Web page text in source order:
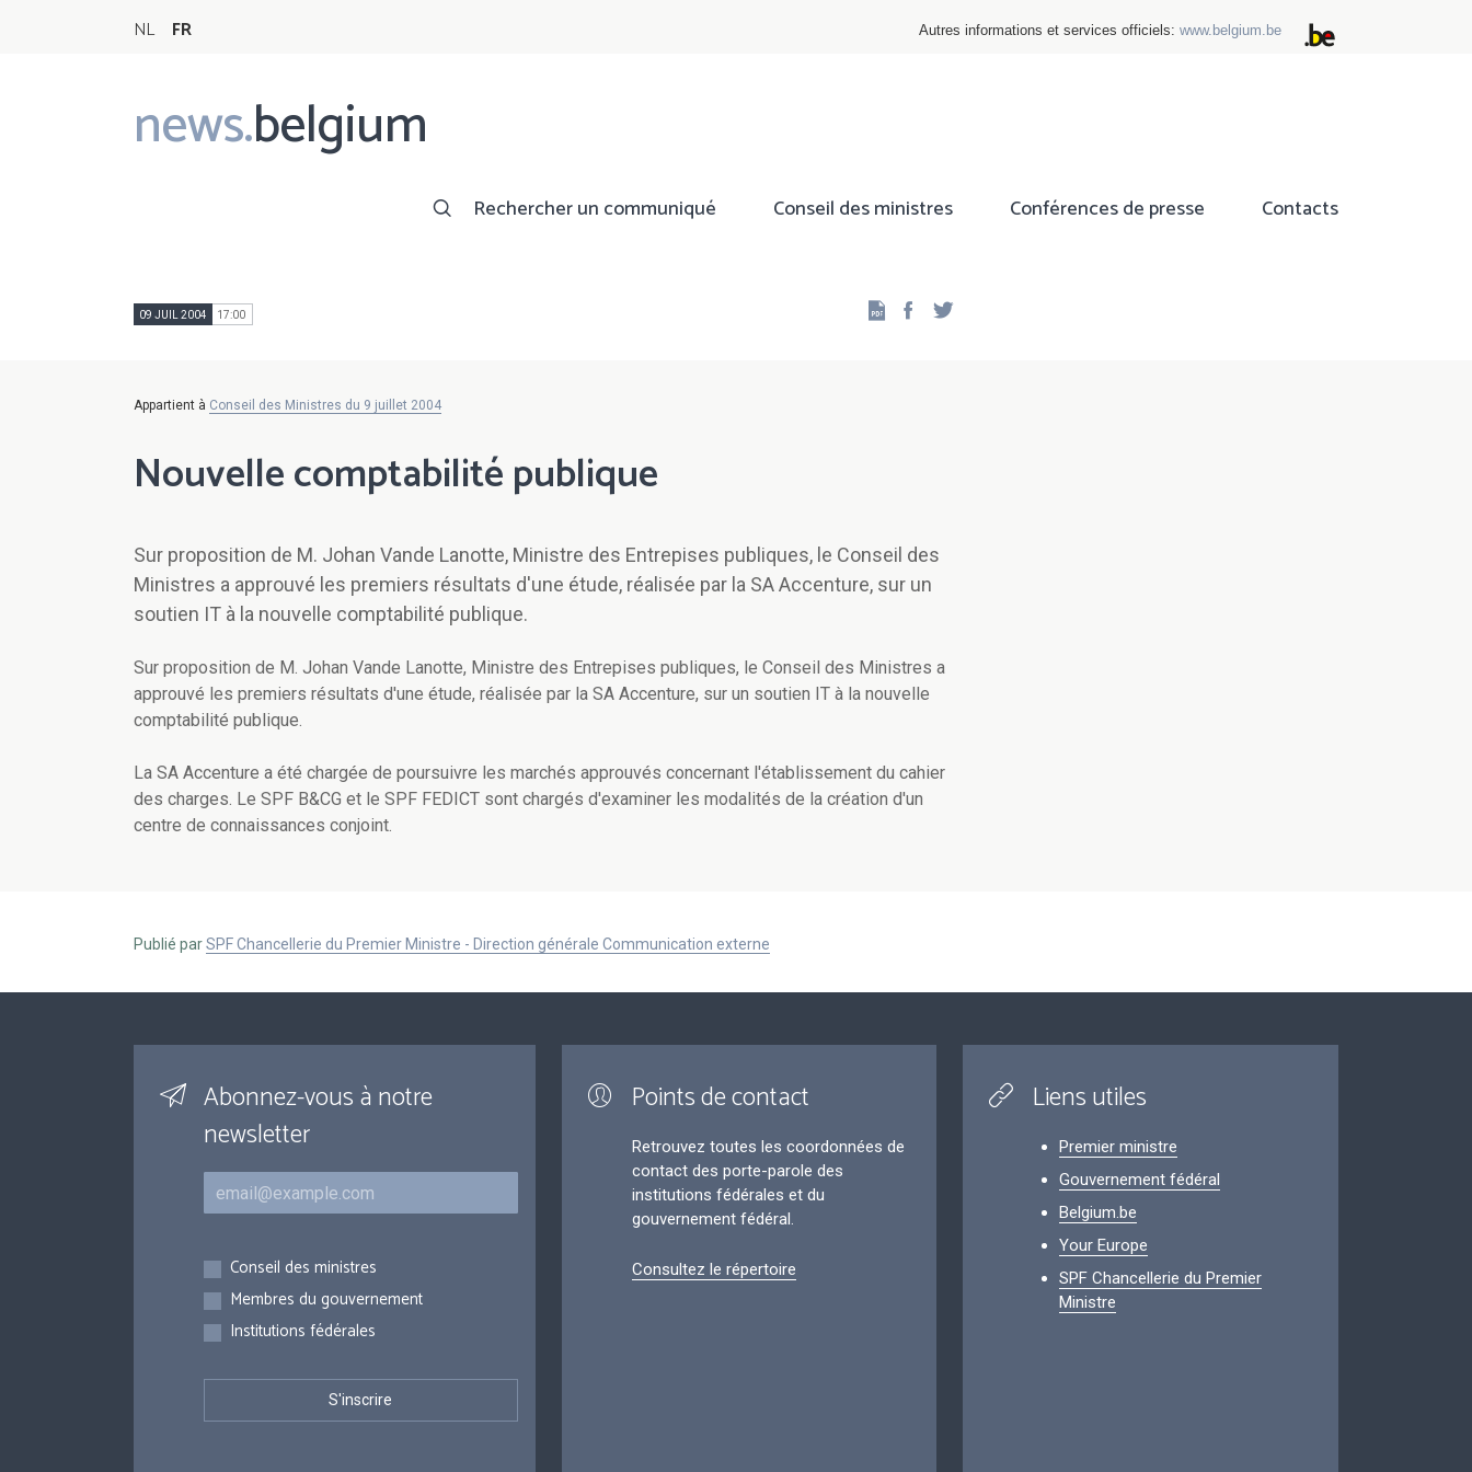
NL FR Autres informations et services officiels: www.belgium.be
news.belgium
Main
navigation
Rechercher un communiqué Conseil des ministres Conférences de presse Contacts
09 JUIL 2004 17:00 Facebook
Appartient à Conseil des Ministres du 9 juillet 2004
Nouvelle comptabilité publique
Sur proposition de M. Johan Vande Lanotte, Ministre des Entrepises publiques, le Conseil des
Ministres a approuvé les premiers résultats d'une étude, réalisée par la SA Accenture, sur un
soutien IT à la nouvelle comptabilité publique.
Sur proposition de M. Johan Vande Lanotte, Ministre des Entrepises publiques, le Conseil des Ministres a
approuvé les premiers résultats d'une étude, réalisée par la SA Accenture, sur un soutien IT à la nouvelle
comptabilité publique.
La SA Accenture a été chargée de poursuivre les marchés approuvés concernant l'établissement du cahier
des charges. Le SPF B&CG et le SPF FEDICT sont chargés d'examiner les modalités de la création d'un
centre de connaissances conjoint.
Publié parSPF Chancellerie du Premier Ministre - Direction générale Communication externe
Abonnez-vous à notre
newsletter
Courriel
Inscriptions
Conseil des ministres
Membres du gouvernement
Institutions fédérales
Points de contact
Retrouvez toutes les coordonnées de
contact des porte-parole des
institutions fédérales et du
gouvernement fédéral.
Consultez le répertoire
Liens utiles
Premier ministre
Gouvernement fédéral
Belgium.be
Your Europe
SPF Chancellerie du Premier
Ministre